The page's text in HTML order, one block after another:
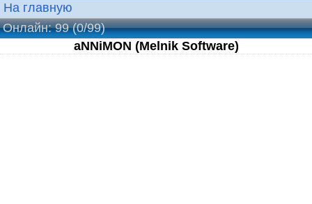
На главную
Онлайн: 99(0/99)
aNNiMON (Melnik Software)